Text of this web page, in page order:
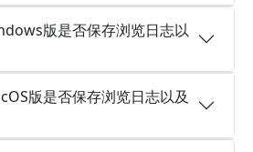
版是否保存浏览日志以
版是否保存浏览日志以及